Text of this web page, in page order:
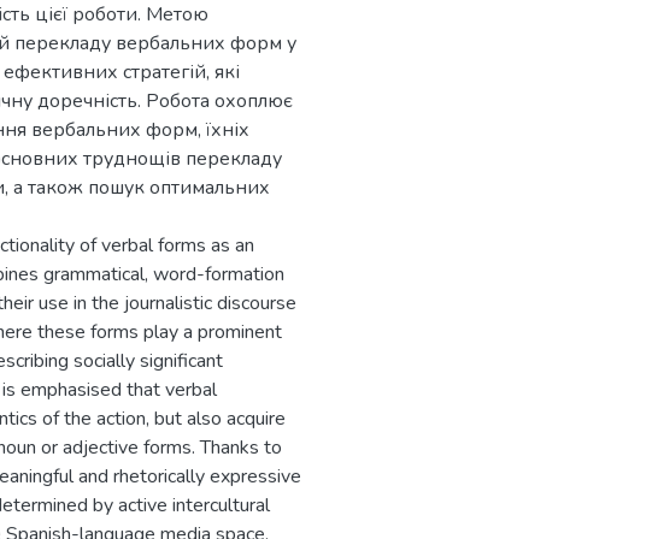
цієї роботи. Метою
перекладу вербальних форм у
стратегій, які
доречність. Робота охоплює
вербальних форм, їхніх
труднощів перекладу
а також пошук оптимальних
of verbal forms as an
grammatical, word-formation
use in the journalistic discourse
these forms play a prominent
socially significant
emphasised that verbal
of the action, but also acquire
or adjective forms. Thanks to
and rhetorically expressive
by active intercultural